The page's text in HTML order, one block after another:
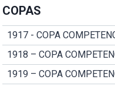
COPAS
1917 - COPA
1918 – COPA
1919 – COPA